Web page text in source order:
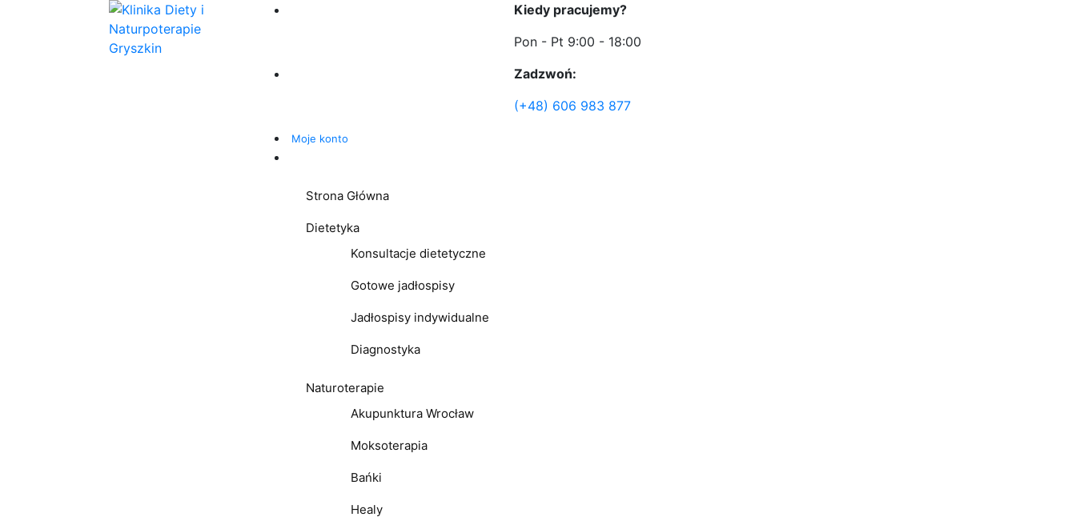
Kiedy pracujemy?
Pon - Pt 9:00 - 18:00
Zadzwoń:
(+48) 606 983 877
Moje konto
Strona Główna
Dietetyka
Konsultacje dietetyczne
Gotowe jadłospisy
Jadłospisy indywidualne
Diagnostyka
Naturoterapie
Akupunktura Wrocław
Moksoterapia
Bańki
Healy